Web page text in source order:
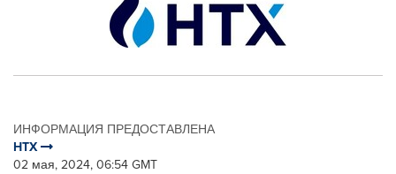
ИНФОРМАЦИЯ ПРЕДОСТАВЛЕНА
HTX
02 мая, 2024, 06:54 GMT